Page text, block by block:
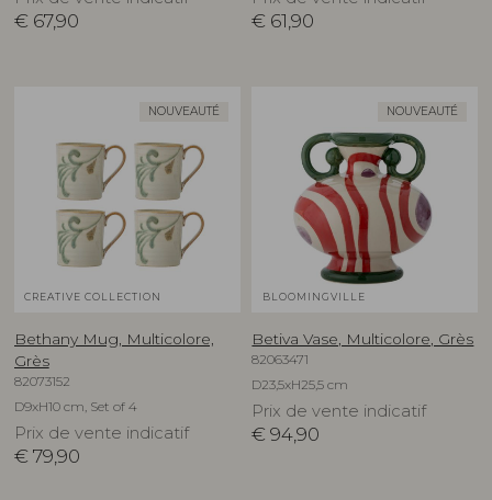
€ 67,90 € 61,90
NOUVEAUTÉ
CREATIVE COLLECTION
Bethany Mug, Multicolore,
Grès
82073152
D9xH10 cm, Set of 4
Prix de vente indicatif
€ 79,90
NOUVEAUTÉ
BLOOMINGVILLE
Betiva Vase, Multicolore, Grès
82063471
D23,5xH25,5 cm
Prix de vente indicatif
€ 94,90